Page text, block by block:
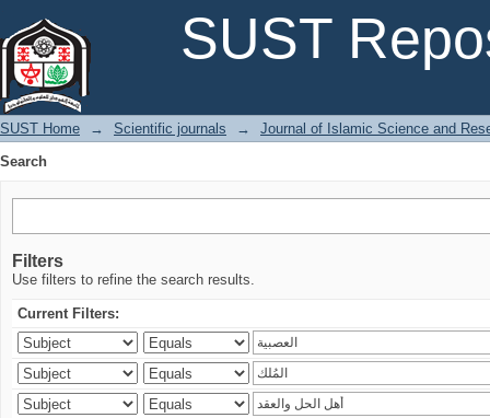
SUST
SUST Home → Scientific journals →
Journal of Islamic Science and
Search
Filters
Use filters to refine the search results.
Current Filters: